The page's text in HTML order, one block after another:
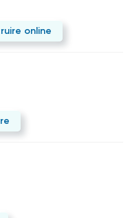
online